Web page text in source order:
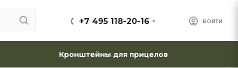
ВОЙТИ
+7 495 118-20-16
Кронштейны для прицелов